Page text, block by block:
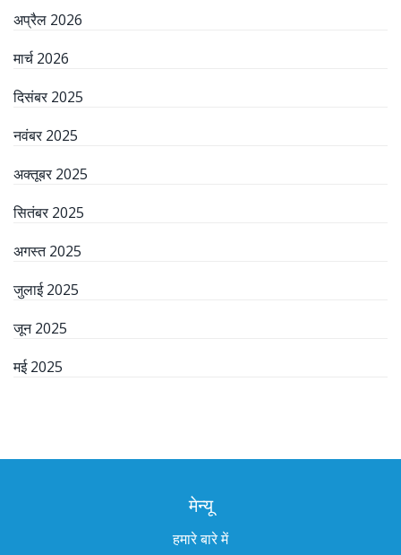
अप्रैल 2026
मार्च 2026
दिसंबर 2025
नवंबर 2025
अक्तूबर 2025
सितंबर 2025
अगस्त 2025
जुलाई 2025
जून 2025
मई 2025
मेन्यू
हमारे बारे में